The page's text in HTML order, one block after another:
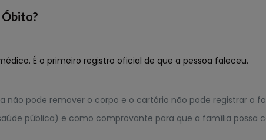
É o primeiro registro oficial de que a pessoa faleceu.
não pode remover o corpo e o cartório não pode registrar o
pública) e como comprovante para que a família possa